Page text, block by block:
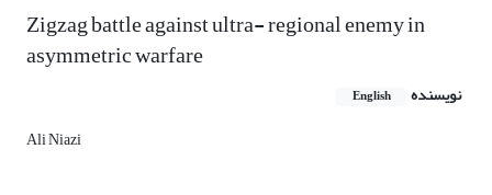
Zigzag battle against ultra- regional enemy in
asymmetric warfare
نویسنده English
Ali Niazi